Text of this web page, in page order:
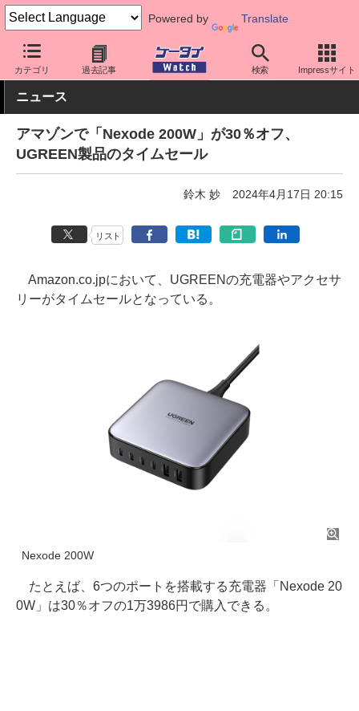
Powered by Translate
カテゴリ 過去記事 検索 Impressサイト
ケータイ Watch 周辺機器/アクセサリー 充電器
ニュース
アマゾンで「Nexode 200W」が30％オフ、
UGREEN製品のタイムセール
鈴木 妙 2024年4月17日 20:15
リスト
Amazon.co.jpにおいて、UGREENの充電器やアクセサ
リーがタイムセールとなっている。
Nexode 200W
たとえば、6つのポートを搭載する充電器「Nexode 20
0W」は30％オフの1万3986円で購入できる。